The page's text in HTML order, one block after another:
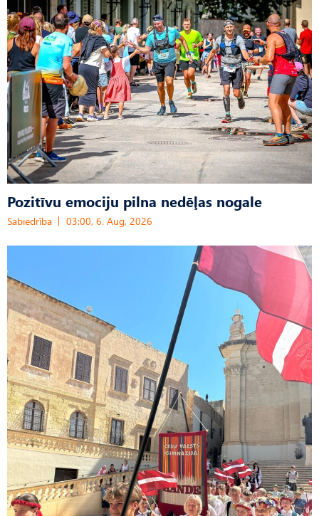
Pozitīvu emociju pilna nedēļas nogale
Sabiedrība 03:00, 6. Aug, 2026